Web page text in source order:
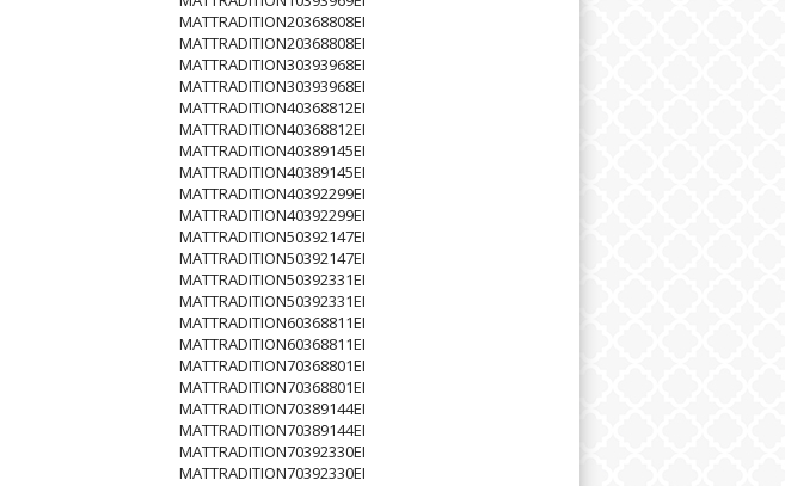
MATTRADITION20368808EI
MATTRADITION20368808EI
MATTRADITION30393968EI
MATTRADITION30393968EI
MATTRADITION40368812EI
MATTRADITION40368812EI
MATTRADITION40389145EI
MATTRADITION40389145EI
MATTRADITION40392299EI
MATTRADITION40392299EI
MATTRADITION50392147EI
MATTRADITION50392147EI
MATTRADITION50392331EI
MATTRADITION50392331EI
MATTRADITION60368811EI
MATTRADITION60368811EI
MATTRADITION70368801EI
MATTRADITION70368801EI
MATTRADITION70389144EI
MATTRADITION70389144EI
MATTRADITION70392330EI
MATTRADITION70392330EI